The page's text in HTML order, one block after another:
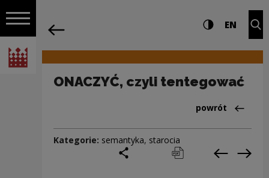
Włącz nawigację
Narodowe Centrum Kultury
Nawigacja Ustawienia i Wysoki
EN
ONACZYĆ, czyli tentegować
Powrót
powrót
Kategorie: semantyka, starocia
podziel się
drukuj pobierz